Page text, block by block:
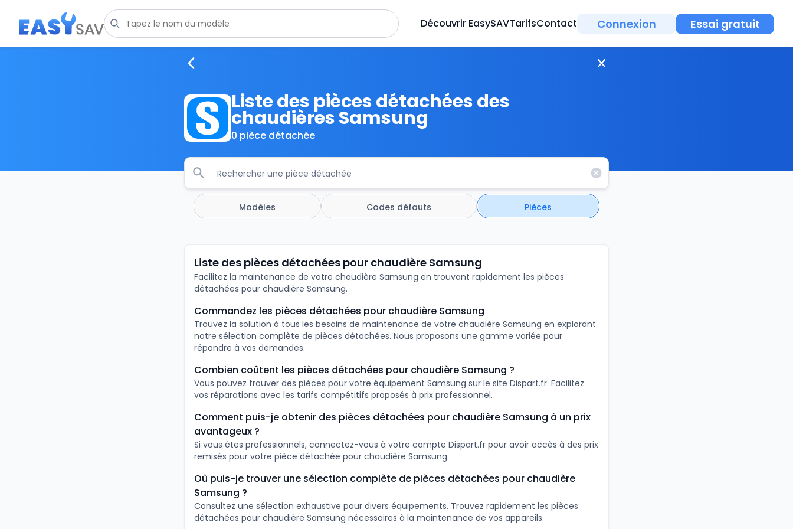
Découvrir EasySAVTarifsContact Connexion Essai gratuit
Liste des pièces détachées des
chaudières Samsung
0 pièce détachée
Modèles Codes défauts Pièces
Liste des pièces détachées pour chaudière Samsung
Facilitez la maintenance de votre chaudière Samsung en trouvant rapidement les pièces
détachées pour chaudière Samsung.
Commandez les pièces détachées pour chaudière Samsung
Trouvez la solution à tous les besoins de maintenance de votre chaudière Samsung en explorant
notre sélection complète de pièces détachées. Nous proposons une gamme variée pour
répondre à vos demandes.
Combien coûtent les pièces détachées pour chaudière Samsung ?
Vous pouvez trouver des pièces pour votre équipement Samsung sur le site Dispart.fr. Facilitez
vos réparations avec les tarifs compétitifs proposés à prix professionnel.
Comment puis-je obtenir des pièces détachées pour chaudière Samsung à un prix
avantageux ?
Si vous êtes professionnels, connectez-vous à votre compte Dispart.fr pour avoir accès à des prix
remisés pour votre pièce détachée pour chaudière Samsung.
Où puis-je trouver une sélection complète de pièces détachées pour chaudière
Samsung ?
Consultez une sélection exhaustive pour divers équipements. Trouvez rapidement les pièces
détachées pour chaudière Samsung nécessaires à la maintenance de vos appareils.